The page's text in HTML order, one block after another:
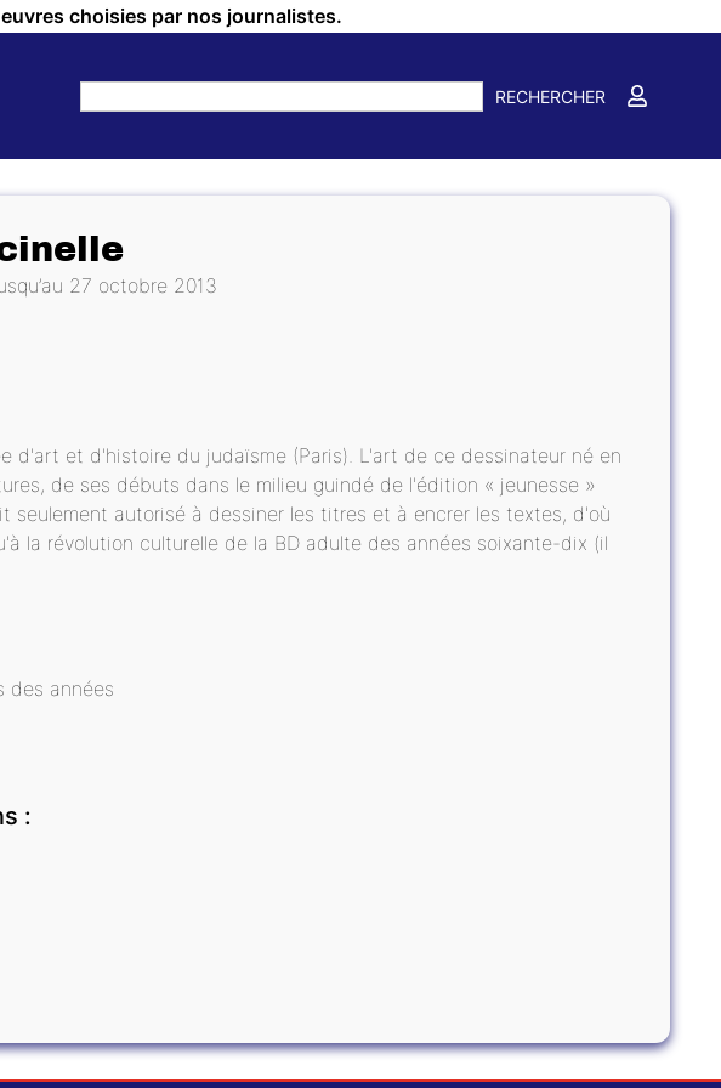
choisies par nos journalistes.
RECHERCHER
27 octobre 2013
d'art et d'histoire du judaïsme (Paris). L'art de ce dessinateur né en
de ses débuts dans le milieu guindé de l'édition « jeunesse »
seulement autorisé à dessiner les titres et à encrer les textes, d'où
la révolution culturelle de la BD adulte des années soixante-dix (il
des années
: